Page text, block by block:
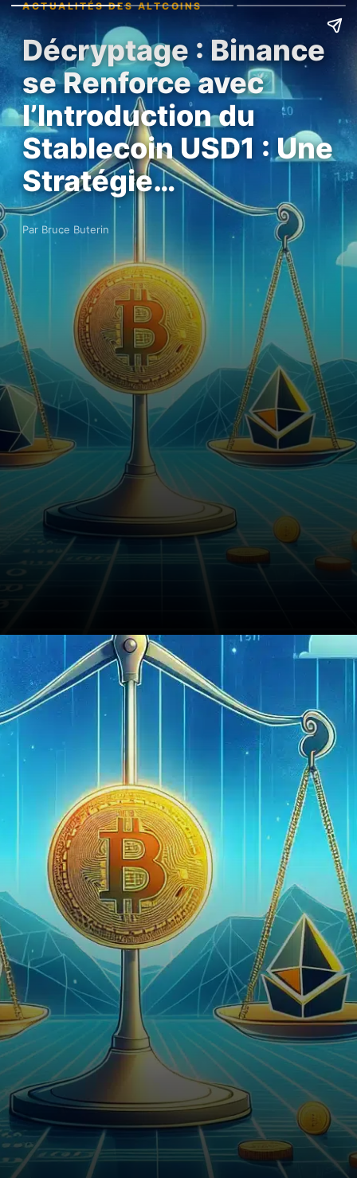
ACTUALITÉS DES ALTCOINS
Décryptage : Binance
se Renforce avec
l’Introduction du
Stablecoin USD1 : Une
Stratégie…
Par Bruce Buterin